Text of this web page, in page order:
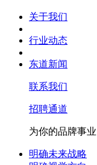
关于我们
行业动态
东道新闻
联系我们
招聘通道
为你的品牌事业
明确未来战略